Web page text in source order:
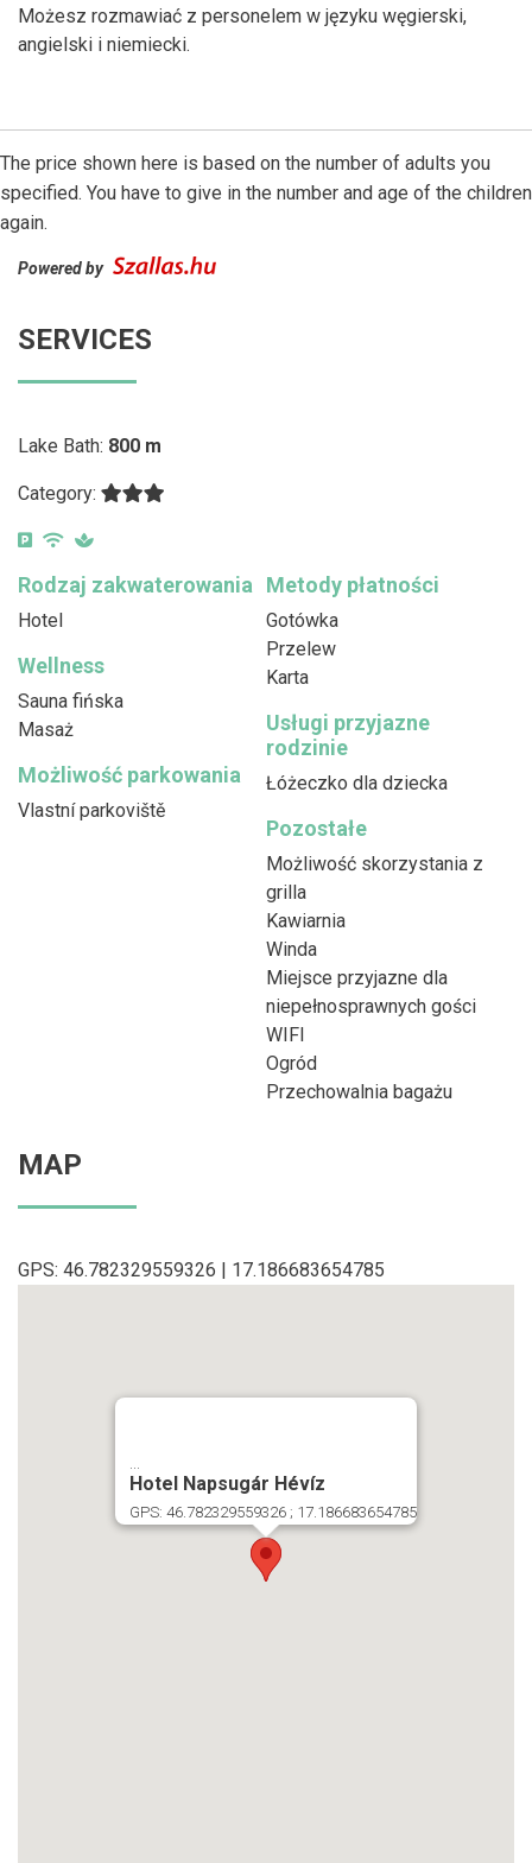
Możesz rozmawiać z personelem w języku węgierski,
angielski i niemiecki.
The price shown here is based on the number of adults you
specified. You have to give in the number and age of the children
again.
Powered by
SERVICES
Lake Bath: 800 m
Category:
Rodzaj zakwaterowania
Hotel
Metody płatności
Gotówka
Przelew
Karta
Wellness
Sauna fińska
Masaż
Usługi przyjazne
rodzinie
Łóżeczko dla dziecka
Możliwość parkowania
Vlastní parkoviště
Pozostałe
Możliwość skorzystania z
grilla
Kawiarnia
Winda
Miejsce przyjazne dla
niepełnosprawnych gości
WIFI
Ogród
Przechowalnia bagażu
MAP
GPS: 46.782329559326 | 17.186683654785
Hotel Napsugár Hévíz
GPS: 46.782329559326 ; 17.186683654785